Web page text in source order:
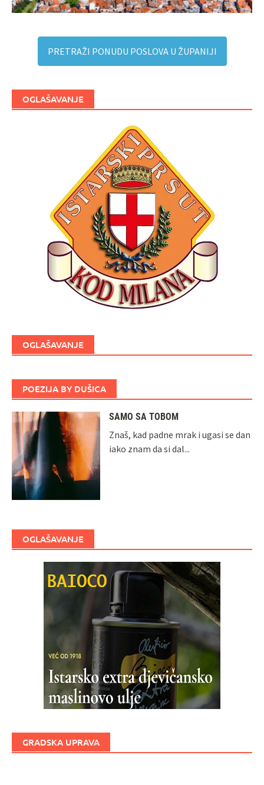
PRETRAŽI PONUDU POSLOVA U ŽUPANIJI
OGLAŠAVANJE
OGLAŠAVANJE
POEZIJA BY DUŠICA
SAMO SA TOBOM
Znaš, kad padne mrak i ugasi se dan
iako znam da si dal...
OGLAŠAVANJE
GRADSKA UPRAVA